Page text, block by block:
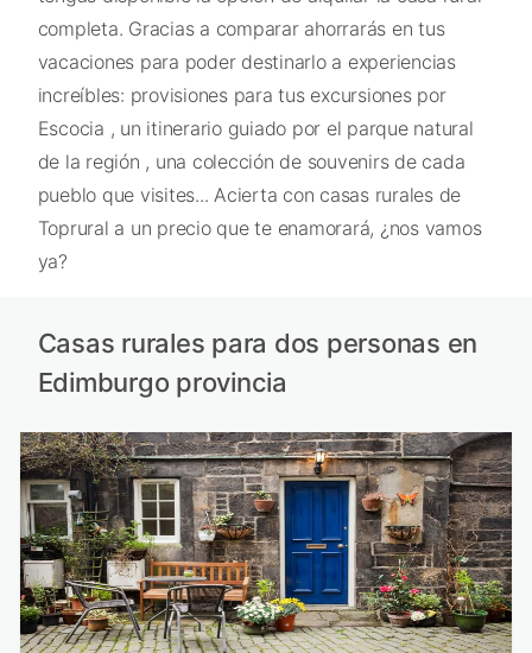
completa. Gracias a comparar ahorrarás en tus
vacaciones para poder destinarlo a experiencias
increíbles: provisiones para tus excursiones por
Escocia , un itinerario guiado por el parque natural
de la región , una colección de souvenirs de cada
pueblo que visites... Acierta con casas rurales de
Toprural a un precio que te enamorará, ¿nos vamos
ya?
Casas rurales para dos personas en
Edimburgo provincia